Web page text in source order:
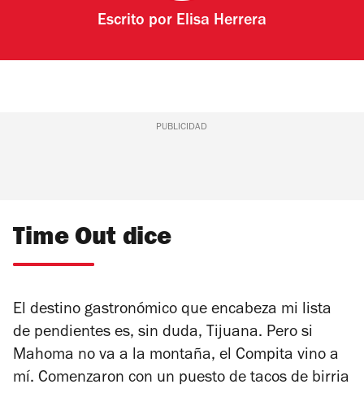
Escrito por Elisa Herrera
PUBLICIDAD
Time Out dice
El destino gastronómico que encabeza mi lista
de pendientes es, sin duda, Tijuana. Pero si
Mahoma no va a la montaña, el Compita vino a
mí. Comenzaron con un puesto de tacos de birria